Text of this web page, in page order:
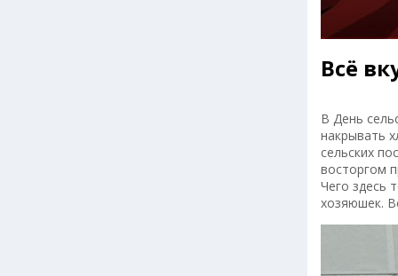
Всё
В День
накрывать
сельских
восторгом
Чего здесь
хозяюшек.